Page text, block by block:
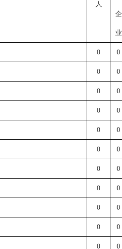
人
企
业
0 0
0 0
0 0
0 0
0 0
0 0
0 0
0 0
0 0
0 0
0 0